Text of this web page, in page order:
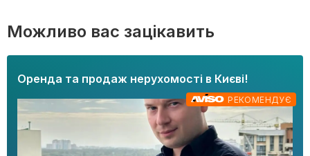
Можливо вас зацікавить
Оренда та продаж нерухомості в Києві!
РЕКОМЕНДУЄ